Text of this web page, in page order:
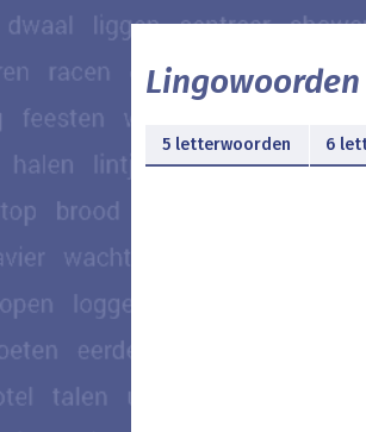
Lingowoorden
5 letterwoorden 6